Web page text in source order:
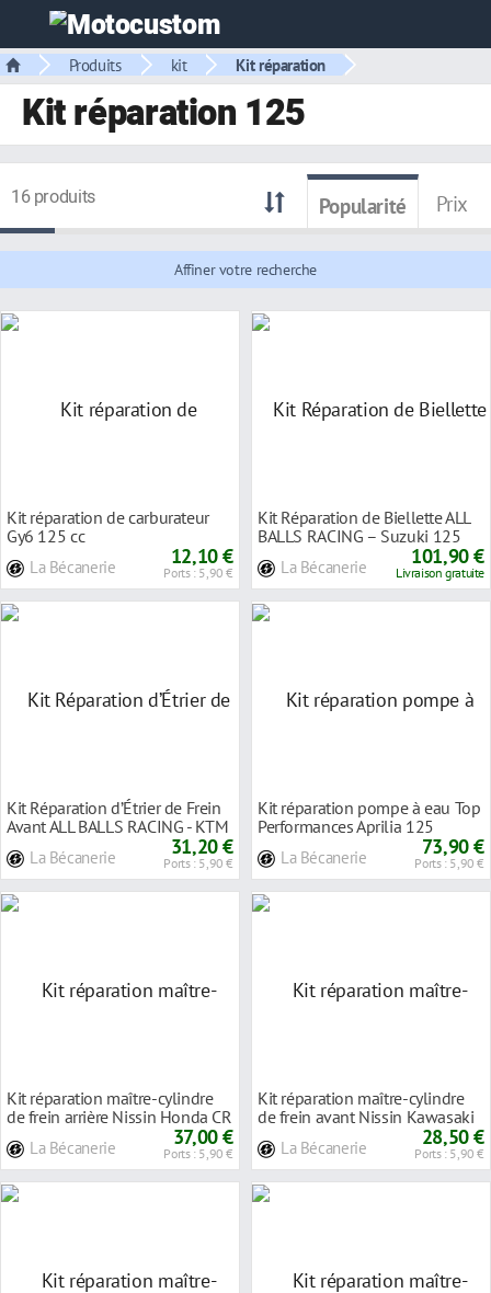
Produits kit Kit réparation
Kit réparation 125
16 produits Popularité Prix
Affiner votre recherche
Kit réparation de carburateur
Gy6 125 cc
La Bécanerie 12,10 €
Ports : 5,90 €
Kit Réparation de Biellette ALL
BALLS RACING – Suzuki 125
La Bécanerie 101,90 €
Livraison gratuite
Kit Réparation d’Étrier de Frein
Avant ALL BALLS RACING - KTM
La Bécanerie 31,20 €
Ports : 5,90 €
Kit réparation pompe à eau Top
Performances Aprilia 125
La Bécanerie 73,90 €
Ports : 5,90 €
Kit réparation maître-cylindre
de frein arrière Nissin Honda CR
La Bécanerie 37,00 €
Ports : 5,90 €
Kit réparation maître-cylindre
de frein avant Nissin Kawasaki
La Bécanerie 28,50 €
Ports : 5,90 €